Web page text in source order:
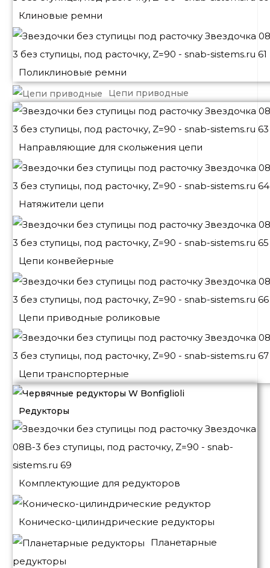
Клиновые ремни
Поликлиновые ремни
Цепи приводные
Направляющие для скольжения цепи
Натяжители цепи
Цепи конвейерные
Цепи приводные роликовые
Цепи транспортерные
Редукторы
Комплектующие для редукторов
Коническо-цилиндрические редукторы
Планетарные
редукторы